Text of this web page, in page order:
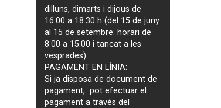
dilluns, dimarts i dijous de
16.00 a 18.30 h (del 15 de juny
al 15 de setembre: horari de
8.00 a 15.00 i tancat a les
vesprades).
PAGAMENT EN LÍNIA:
Si ja disposa de document de
pagament, pot efectuar el
pagament a través del